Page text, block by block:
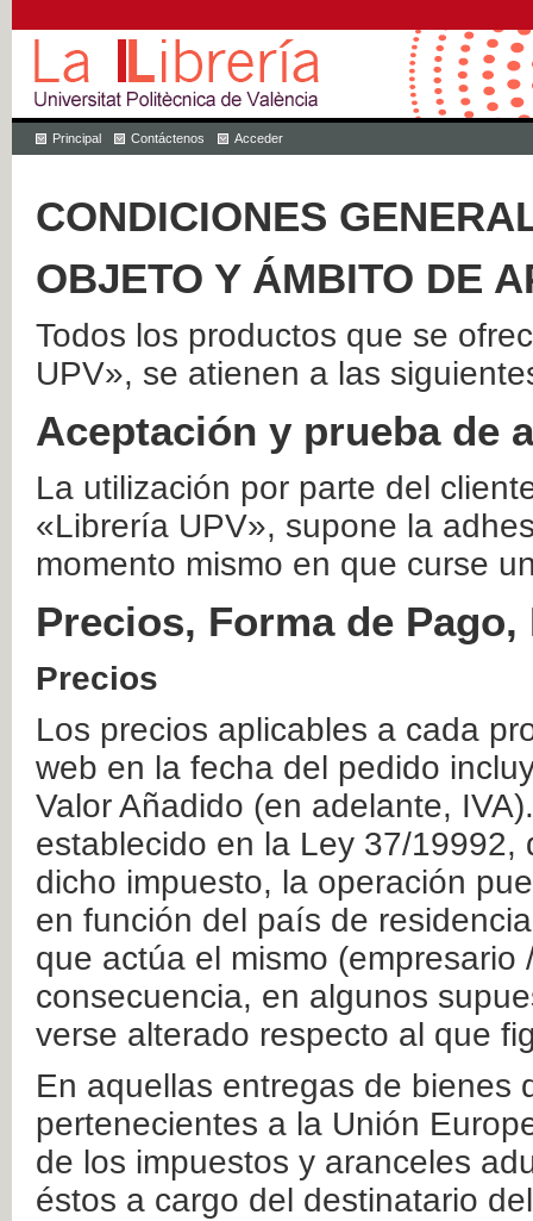
Principal Contáctenos Acceder
CONDICIONES
OBJETO Y ÁMBITO DE
Todos los productos que se
UPV», se atienen a las
Aceptación y prueba de
La utilización por parte del
«Librería UPV», supone la
momento mismo en que curse
Precios, Forma de
Precios
Los precios aplicables a cada
web en la fecha del pedido
Valor Añadido (en adelante,
establecido en la Ley 37/
dicho impuesto, la operación
en función del país de
que actúa el mismo
consecuencia, en algunos
verse alterado respecto al que
En aquellas entregas de bienes
pertenecientes a la Unión
de los impuestos y aranceles
éstos a cargo del destinatario